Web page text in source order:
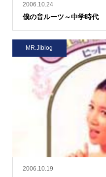
2006.10.24
僕の音ルーツ～中学時代
2006.10.19
MR.Jiblog